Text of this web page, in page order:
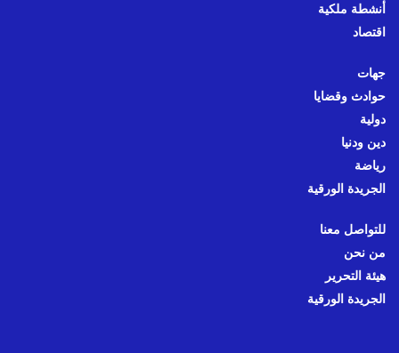
أنشطة ملكية
اقتصاد
جهات
حوادث وقضايا
دولية
دين ودنيا
رياضة
الجريدة الورقية
للتواصل معنا
من نحن
هيئة التحرير
الجريدة الورقية